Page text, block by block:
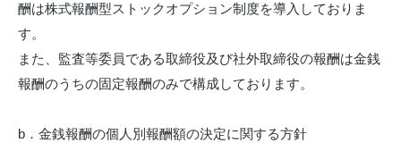
酬は株式報酬型ストックオプション制度を導入しておりま
す。
また、監査等委員である取締役及び社外取締役の報酬は金銭
報酬のうちの固定報酬のみで構成しております。
b．金銭報酬の個人別報酬額の決定に関する方針